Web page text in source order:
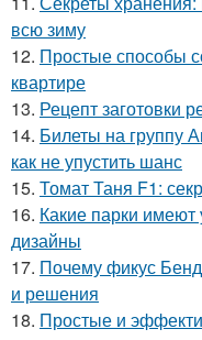
всю зиму
12. Простые способы
квартире
13. Рецепт заготовки
14. Билеты на группу
как не упустить шанс
15. Томат Таня F1:
16. Какие парки
дизайны
17. Почему фикус
и решения
18. Простые и